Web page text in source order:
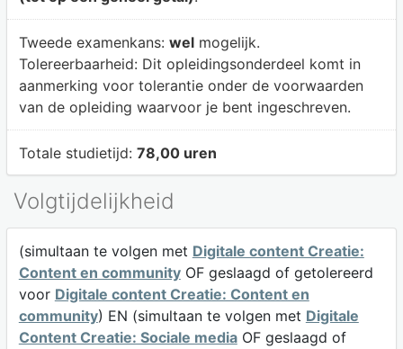
Tweede examenkans: welmogelijk.
Tolereerbaarheid: Dit opleidingsonderdeel komt in
aanmerking voor tolerantie onder de voorwaarden
van de opleiding waarvoor je bent ingeschreven.
Totale studietijd: 78,00 uren
Volgtijdelijkheid
(simultaan te volgen met Digitale content Creatie:
Content en communityOF geslaagd of getolereerd
voor Digitale content Creatie: Content en
community) EN (simultaan te volgen met Digitale
Content Creatie: Sociale mediaOF geslaagd of